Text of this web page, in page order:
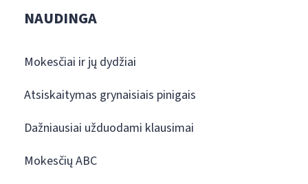
NAUDINGA
Mokesčiai ir jų dydžiai
Atsiskaitymas grynaisiais pinigais
Dažniausiai užduodami klausimai
Mokesčių ABC